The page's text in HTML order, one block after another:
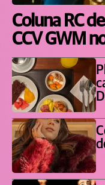
Coluna RC
CCV GWM